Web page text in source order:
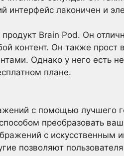
интерфейс лаконичен и
Brain Pod. Он
контент. Он также
Однако у него есть
плане.
с помощью лучшего
преобразовать
с искусственным
позволяют